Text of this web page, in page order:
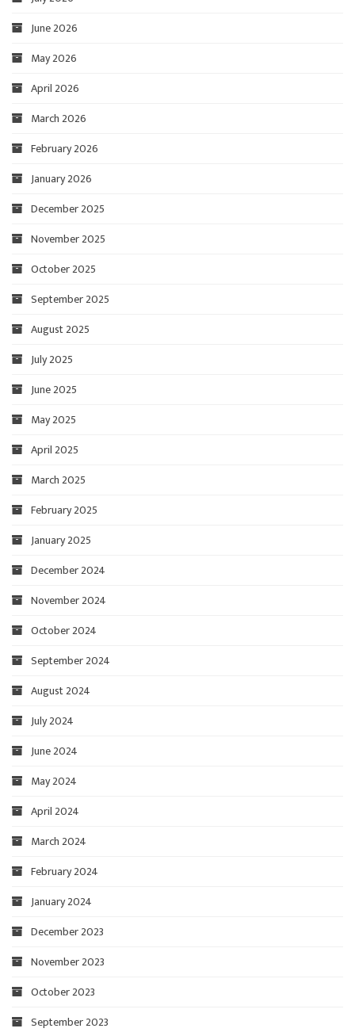
June 2026
May 2026
April 2026
March 2026
February 2026
January 2026
December 2025
November 2025
October 2025
September 2025
August 2025
July 2025
June 2025
May 2025
April 2025
March 2025
February 2025
January 2025
December 2024
November 2024
October 2024
September 2024
August 2024
July 2024
June 2024
May 2024
April 2024
March 2024
February 2024
January 2024
December 2023
November 2023
October 2023
September 2023